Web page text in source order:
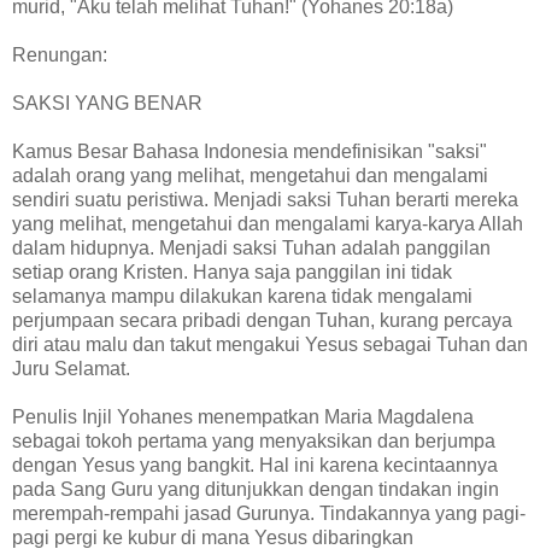
murid, "Aku telah melihat Tuhan!" (Yohanes 20:18a)
Renungan:
SAKSI YANG BENAR
Kamus Besar Bahasa Indonesia mendefinisikan "saksi"
adalah orang yang melihat, mengetahui dan mengalami
sendiri suatu peristiwa. Menjadi saksi Tuhan berarti mereka
yang melihat, mengetahui dan mengalami karya-karya Allah
dalam hidupnya. Menjadi saksi Tuhan adalah panggilan
setiap orang Kristen. Hanya saja panggilan ini tidak
selamanya mampu dilakukan karena tidak mengalami
perjumpaan secara pribadi dengan Tuhan, kurang percaya
diri atau malu dan takut mengakui Yesus sebagai Tuhan dan
Juru Selamat.
Penulis Injil Yohanes menempatkan Maria Magdalena
sebagai tokoh pertama yang menyaksikan dan berjumpa
dengan Yesus yang bangkit. Hal ini karena kecintaannya
pada Sang Guru yang ditunjukkan dengan tindakan ingin
merempah-rempahi jasad Gurunya. Tindakannya yang pagi-
pagi pergi ke kubur di mana Yesus dibaringkan